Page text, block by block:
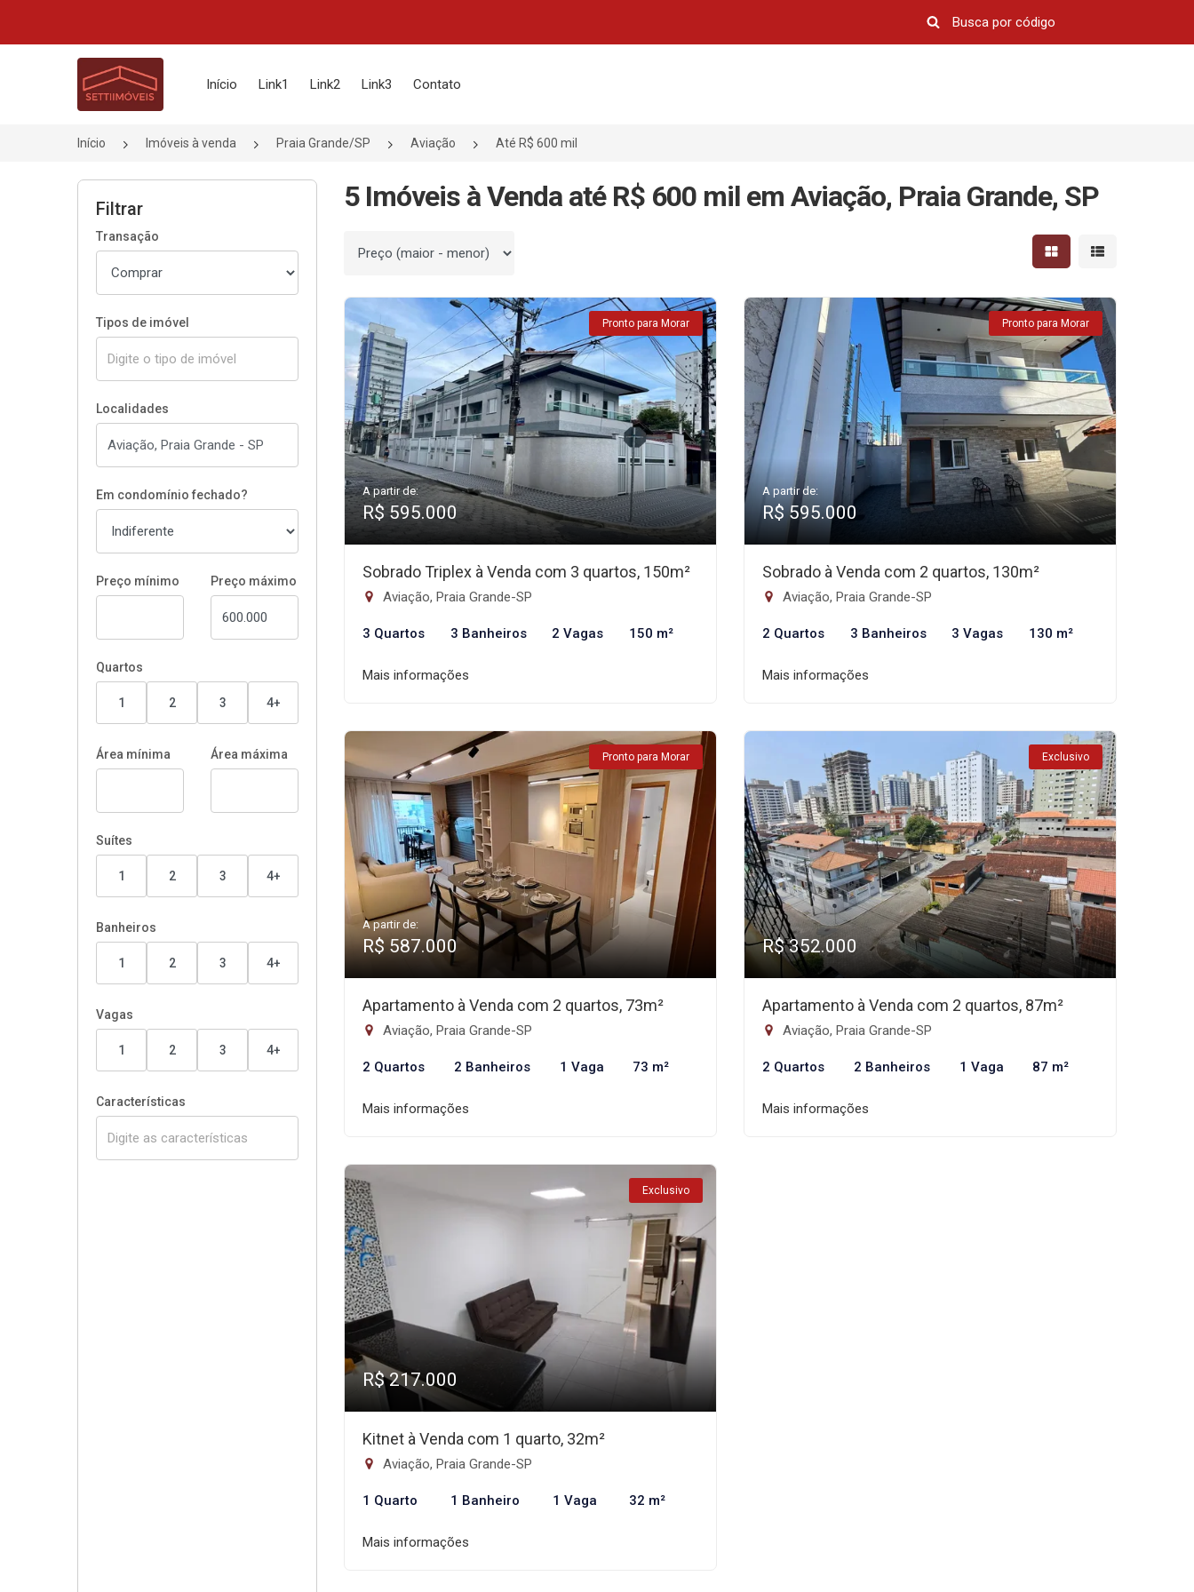
Página inicial
Início Link1 Link2 Link3 Contato
Início Imóveis à venda Praia Grande/SP Aviação Até R$ 600 mil
Filtrar
Transação
Tipos de imóvel
Localidades
Em condomínio fechado?
Preço mínimo Preço máximo
Quartos
1 2 3 4+
Área mínima Área máxima
Suítes
1 2 3 4+
Banheiros
1 2 3 4+
Vagas
1 2 3 4+
Características
5 Imóveis à Venda até R$ 600 mil em Aviação, Praia Grande, SP
Ordenar por Mostrar resultados em
Mostrar
Pronto para Morar
A partir de:
R$ 595.000
Sobrado Triplex à Venda com 3 quartos, 150m²
Aviação, Praia Grande-SP
3 Quartos 3 Banheiros 2 Vagas 150 m²
Mais informações
Pronto para Morar
A partir de:
R$ 595.000
Sobrado à Venda com 2 quartos, 130m²
Aviação, Praia Grande-SP
2 Quartos 3 Banheiros 3 Vagas 130 m²
Mais informações
Pronto para Morar
A partir de:
R$ 587.000
Apartamento à Venda com 2 quartos, 73m²
Aviação, Praia Grande-SP
2 Quartos 2 Banheiros 1 Vaga 73 m²
Mais informações
Exclusivo
R$ 352.000
Apartamento à Venda com 2 quartos, 87m²
Aviação, Praia Grande-SP
2 Quartos 2 Banheiros 1 Vaga 87 m²
Mais informações
Exclusivo
R$ 217.000
Kitnet à Venda com 1 quarto, 32m²
Aviação, Praia Grande-SP
1 Quarto 1 Banheiro 1 Vaga 32 m²
Mais informações